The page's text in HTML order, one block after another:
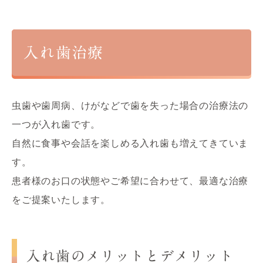
入れ歯治療
虫歯や歯周病、けがなどで歯を失った場合の治療法の
一つが入れ歯です。
自然に食事や会話を楽しめる入れ歯も増えてきていま
す。
患者様のお口の状態やご希望に合わせて、最適な治療
をご提案いたします。
入れ歯のメリットとデメリット